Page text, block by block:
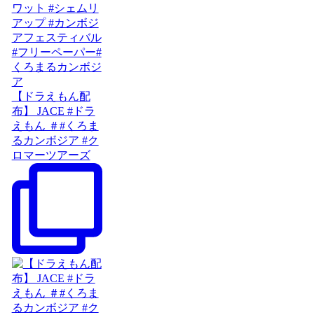
【ドラえもん配
布】 JACE #ドラ
えもん ＃#くろま
るカンボジア #ク
ロマーツアーズ